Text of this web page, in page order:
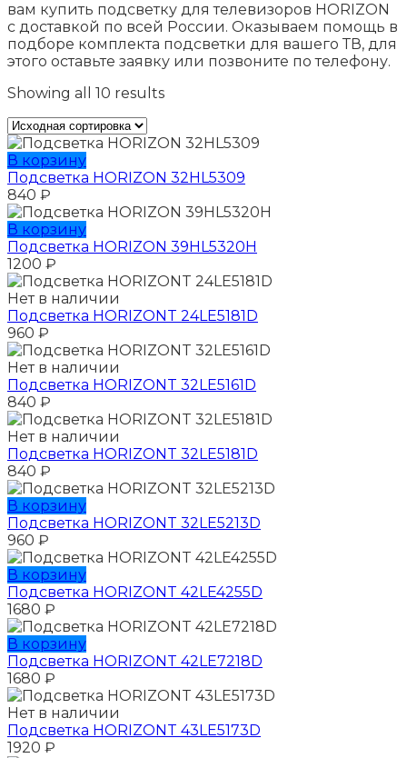
вам купить подсветку для телевизоров HORIZON
c доставкой по всей России. Оказываем помощь в
подборе комплекта подсветки для вашего ТВ, для
этого оставьте заявку или позвоните по телефону.
Showing all 10 results
В корзину
Подсветка HORIZON 32HL5309
840 ₽
В корзину
Подсветка HORIZON 39HL5320H
1200 ₽
Нет в наличии
Подсветка HORIZONT 24LE5181D
960 ₽
Нет в наличии
Подсветка HORIZONT 32LE5161D
840 ₽
Нет в наличии
Подсветка HORIZONT 32LE5181D
840 ₽
В корзину
Подсветка HORIZONT 32LE5213D
960 ₽
В корзину
Подсветка HORIZONT 42LE4255D
1680 ₽
В корзину
Подсветка HORIZONT 42LE7218D
1680 ₽
Нет в наличии
Подсветка HORIZONT 43LE5173D
1920 ₽